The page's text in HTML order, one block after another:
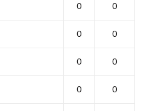
0 0
0 0
0 0
0 0